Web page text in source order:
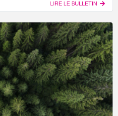
LIRE LE BULLETIN